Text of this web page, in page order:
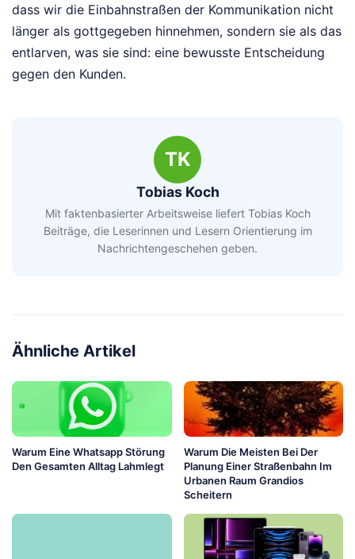
dass wir die Einbahnstraßen der Kommunikation nicht
länger als gottgegeben hinnehmen, sondern sie als das
entlarven, was sie sind: eine bewusste Entscheidung
gegen den Kunden.
TK
Tobias Koch
Mit faktenbasierter Arbeitsweise liefert Tobias Koch
Beiträge, die Leserinnen und Lesern Orientierung im
Nachrichtengeschehen geben.
Ähnliche Artikel
Warum Eine Whatsapp Störung
Den Gesamten Alltag Lahmlegt
Warum Die Meisten Bei Der
Planung Einer Straßenbahn Im
Urbanen Raum Grandios
Scheitern